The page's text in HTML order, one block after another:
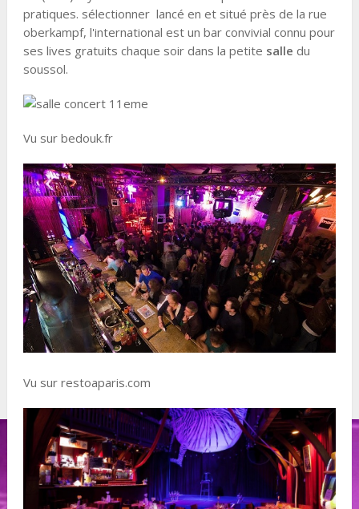
pratiques. sélectionner lancé en et situé près de la rue
oberkampf, l'international est un bar convivial connu pour
ses lives gratuits chaque soir dans la petite salle du
soussol.
Vu sur bedouk.fr
Vu sur restoaparis.com